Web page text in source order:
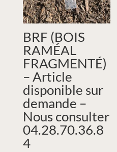
BRF (BOIS
RAMÉAL
FRAGMENTÉ)
– Article
disponible sur
demande –
Nous consulter
04.28.70.36.8
4